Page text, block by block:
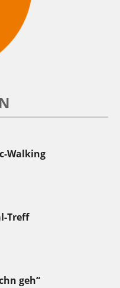
Walking
Treff
geh“